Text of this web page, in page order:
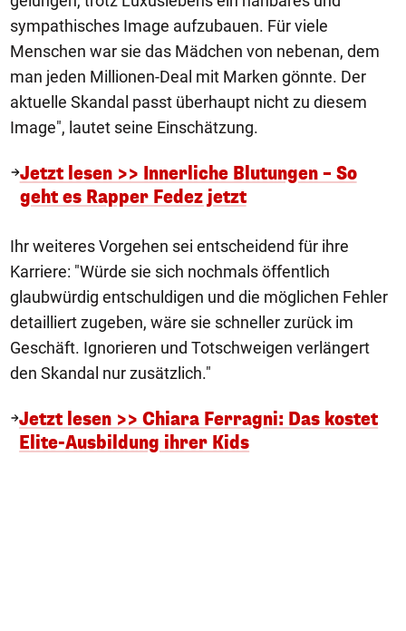
sympathisches Image aufzubauen. Für viele
Menschen war sie das Mädchen von nebenan, dem
man jeden Millionen-Deal mit Marken gönnte. Der
aktuelle Skandal passt überhaupt nicht zu diesem
Image", lautet seine Einschätzung.
Jetzt lesen >> Innerliche Blutungen – So
geht es Rapper Fedez jetzt
Ihr weiteres Vorgehen sei entscheidend für ihre
Karriere: "Würde sie sich nochmals öffentlich
glaubwürdig entschuldigen und die möglichen Fehler
detailliert zugeben, wäre sie schneller zurück im
Geschäft. Ignorieren und Totschweigen verlängert
den Skandal nur zusätzlich."
Jetzt lesen >> Chiara Ferragni: Das kostet
Elite-Ausbildung ihrer Kids